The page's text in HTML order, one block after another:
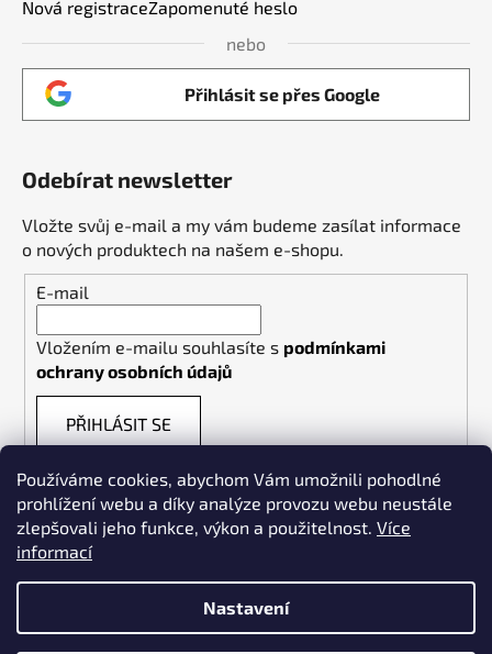
Používáme cookies, abychom Vám umožnili pohodlné
prohlížení webu a díky analýze provozu webu neustále
zlepšovali jeho funkce, výkon a použitelnost. Více
informací
Nastavení
Nová registraceZapomenuté heslo
nebo
Přihlásit se přes Google
Odebírat newsletter
Vložte svůj e-mail a my vám budeme zasílat informace
o nových produktech na našem e-shopu.
E-mail
Vložením e-mailu souhlasíte s podmínkami
ochrany osobních údajů
PŘIHLÁSIT SE